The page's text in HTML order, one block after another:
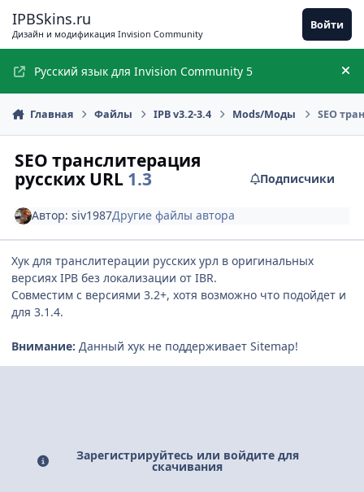
IPBSkins.ru
Дизайн и модификация Invision Community
Войти
Русский язык для Invision Community 5
Главная Файлы IPB v3.2-3.4 Mods/Моды SEO
SEO транслитерация
русских URL 1.3 Подписчики
Автор:siv1987Другие файлы автора
Хук для транслитерации русских урл в оригинальных
версиях IPB без локализации от IBR.
Совместим с версиями 3.2+, хотя возможно что подойдет и
для 3.1.4.
Внимание: Данный хук не поддерживает Sitemap!
Зарегистрируйтесь или войдите для
скачивания